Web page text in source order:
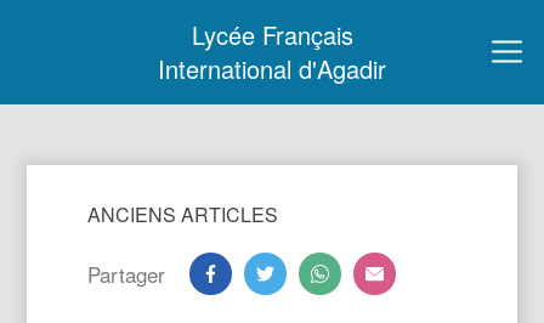
Lycée Français
International d'Agadir
ANCIENS ARTICLES
Partager